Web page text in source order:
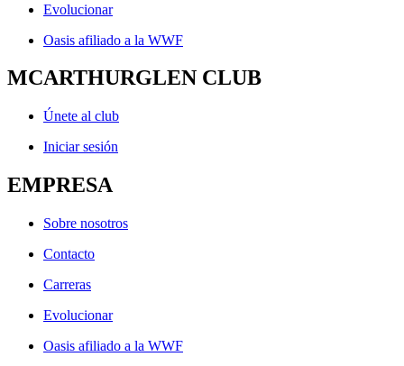
Evolucionar
Oasis afiliado a la WWF
MCARTHURGLEN CLUB
Únete al club
Iniciar sesión
EMPRESA
Sobre nosotros
Contacto
Carreras
Evolucionar
Oasis afiliado a la WWF